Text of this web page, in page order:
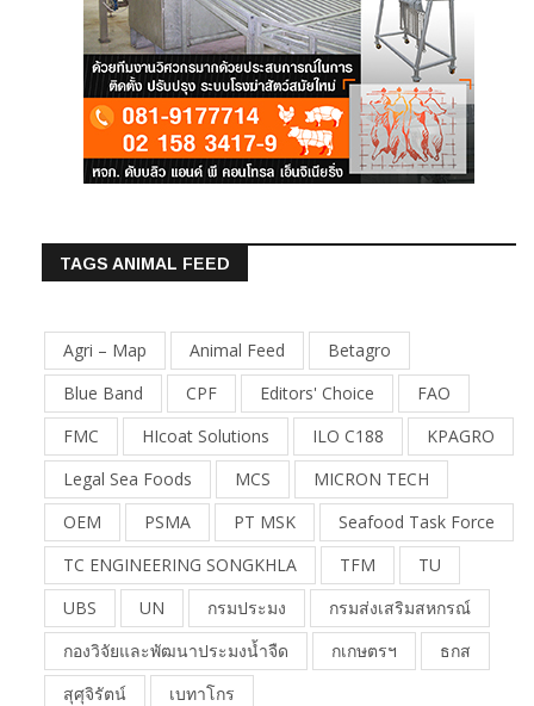
TAGS ANIMAL FEED
Agri – Map Animal Feed
Betagro
Blue Band
CPF Editors' Choice
FAO
FMC
HIcoat Solutions ILO C188
KPAGRO
Legal Sea Foods
MCS
MICRON TECH
OEM
PSMA PT MSK
Seafood Task Force
TC ENGINEERING SONGKHLA
TFM
TU
UBS
UN กรมประมง
กรมส่งเสริมสหกรณ์
กองวิจัยและพัฒนาประมงน้ำจืด
กเกษตรฯ
ธกส
สุศุจิรัตน์
เบทาโกร